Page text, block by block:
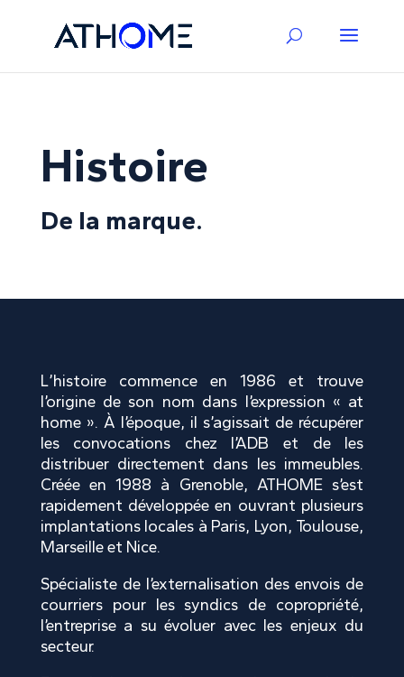
Histoire
De la marque.
L’histoire commence en 1986 et trouve
l’origine de son nom dans l’expression « at
home ». À l’époque, il s’agissait de récupérer
les convocations chez l’ADB et de les
distribuer directement dans les immeubles.
Créée en 1988 à Grenoble, ATHOME s’est
rapidement développée en ouvrant plusieurs
implantations locales à Paris, Lyon, Toulouse,
Marseille et Nice.
Spécialiste de l’externalisation des envois de
courriers pour les syndics de copropriété,
l’entreprise a su évoluer avec les enjeux du
secteur.